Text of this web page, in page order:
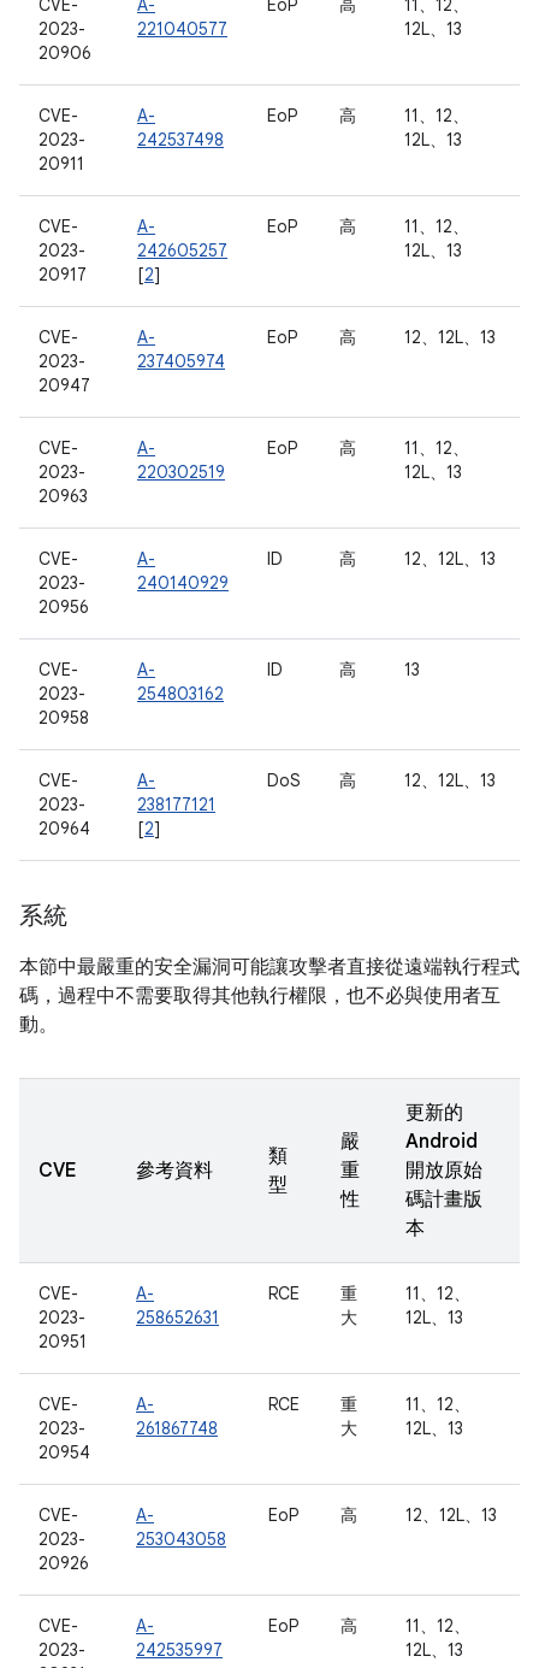
CVE-
2023-
20906
A-
221040577
EoP 高
11、12、
12L、13
CVE-
2023-
20911
A-
242537498
EoP 高
11、12、
12L、13
CVE-
2023-
20917
A-
242605257
[2]
EoP 高
11、12、
12L、13
CVE-
2023-
20947
A-
237405974
EoP 高 12、12L、13
CVE-
2023-
20963
A-
220302519
EoP 高
11、12、
12L、13
CVE-
2023-
20956
A-
240140929
ID 高 12、12L、13
CVE-
2023-
20958
A-
254803162
ID 高 13
CVE-
2023-
20964
A-
238177121
[2]
DoS 高 12、12L、13
系統
本節中最嚴重的安全漏洞可能讓攻擊者直接從遠端執行程式
碼，過程中不需要取得其他執行權限，也不必與使用者互
動。
CVE 參考資料
類
型
嚴
重
性
更新的
Android
開放原始
碼計畫版
本
CVE-
2023-
20951
A-
258652631
RCE
重
大
11、12、
12L、13
CVE-
2023-
20954
A-
261867748
RCE
重
大
11、12、
12L、13
CVE-
2023-
20926
A-
253043058
EoP 高 12、12L、13
CVE-
2023-
A-
242535997
EoP 高
11、12、
12L、13